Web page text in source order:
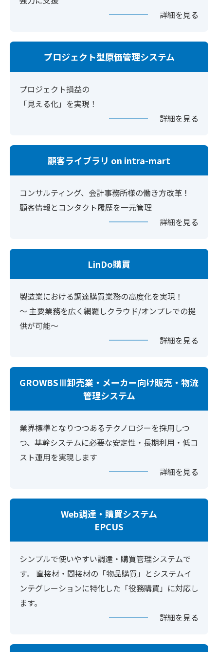
詳細を見る
プロジェクト型原価管理システム
プロジェクト損益の
「見える化」を実現！
詳細を見る
顧客ライブラリ on intra-mart
コンサルティング、会計事務所様の働き方改革！
顧客情報とコンタクト履歴を一元管理
詳細を見る
LinDo購買
製造業における調達購買業務の高度化を実現！
～ 主要業務を広く網羅しクラウド/オンプレでの提
供が可能～
詳細を見る
GROWBSⅢ卸売業・メーカー向け販売・物流
管理システム
業界標準となりつつあるテクノロジーを採用しつ
つ、基幹システムに必要な安定性・長期利用・低コ
スト運用を実現します
詳細を見る
Web調達・購買システム
EPCUS
シンプルで使いやすい調達・購買管理システムで
す。 直接材・間接材の「物品購買」とシステムイ
ンテグレーションに特化した「役務購買」に対応し
ます。
詳細を見る